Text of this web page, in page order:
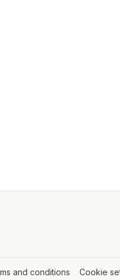
and conditions (opens in a
Cookie